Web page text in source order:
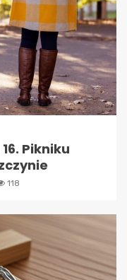
Pikniku
118